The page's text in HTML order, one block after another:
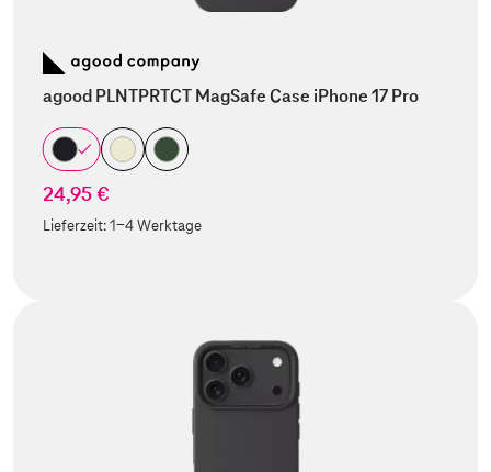
agood PLNTPRTCT MagSafe Case iPhone 17 Pro
24,95 €
Lieferzeit:1-4 Werktage